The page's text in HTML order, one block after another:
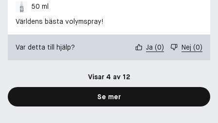
50 ml
Världens bästa volymspray!
Var detta till hjälp? Ja (0) Nej (0)
Visar 4 av 12
Se mer